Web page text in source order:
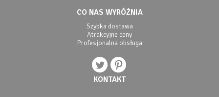
CO NAS WYRÓŻNIA
Szybka dostawa
Atrakcyjne ceny
Profesjonalna obsługa
KONTAKT